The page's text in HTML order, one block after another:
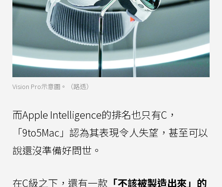
Vision Pro示意圖。（路透）
而Apple Intelligence的排名也只有C，
「9to5Mac」認為其表現令人失望，甚至可以
說還沒準備好問世。
在C級之下，還有一款 「不該被製造出來」的